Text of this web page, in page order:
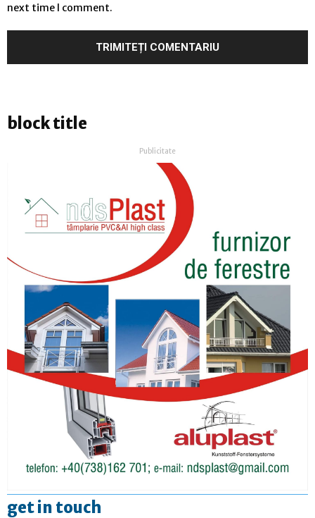
next time I comment.
block title
Publicitate
get in touch